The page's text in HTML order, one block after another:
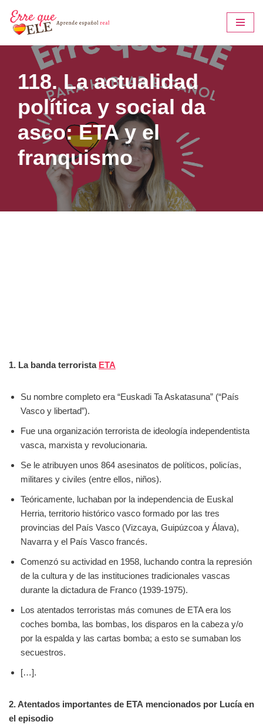
Saltar
al
contenido
118. La actualidad
política y social da
asco: ETA y el
franquismo
1. La banda terrorista ETA
Su nombre completo era “Euskadi Ta Askatasuna” (“País
Vasco y libertad”).
Fue una organización terrorista de ideología independentista
vasca, marxista y revolucionaria.
Se le atribuyen unos 864 asesinatos de políticos, policías,
militares y civiles (entre ellos, niños).
Teóricamente, luchaban por la independencia de Euskal
Herria, territorio histórico vasco formado por las tres
provincias del País Vasco (Vizcaya, Guipúzcoa y Álava),
Navarra y el País Vasco francés.
Comenzó su actividad en 1958, luchando contra la represión
de la cultura y de las instituciones tradicionales vascas
durante la dictadura de Franco (1939-1975).
Los atentados terroristas más comunes de ETA era los
coches bomba, las bombas, los disparos en la cabeza y/o
por la espalda y las cartas bomba; a esto se sumaban los
secuestros.
[…].
2. Atentados importantes de ETA mencionados por Lucía en
el episodio